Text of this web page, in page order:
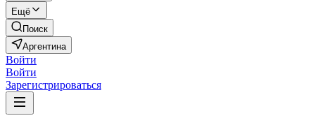
Ещё
Поиск
Аргентина
Войти
Войти
Зарегистрироваться